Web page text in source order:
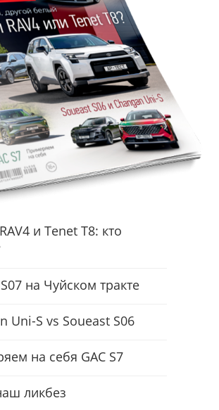
и Tenet T8: кто
на Чуйском тракте
Uni-S vs Soueast S06
на себя GAC S7
ликбез